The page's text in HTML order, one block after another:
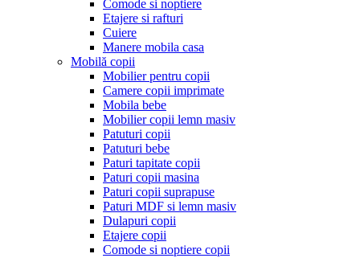
Comode si noptiere
Etajere si rafturi
Cuiere
Manere mobila casa
Mobilă copii
Mobilier pentru copii
Camere copii imprimate
Mobila bebe
Mobilier copii lemn masiv
Patuturi copii
Patuturi bebe
Paturi tapitate copii
Paturi copii masina
Paturi copii suprapuse
Paturi MDF si lemn masiv
Dulapuri copii
Etajere copii
Comode si noptiere copii